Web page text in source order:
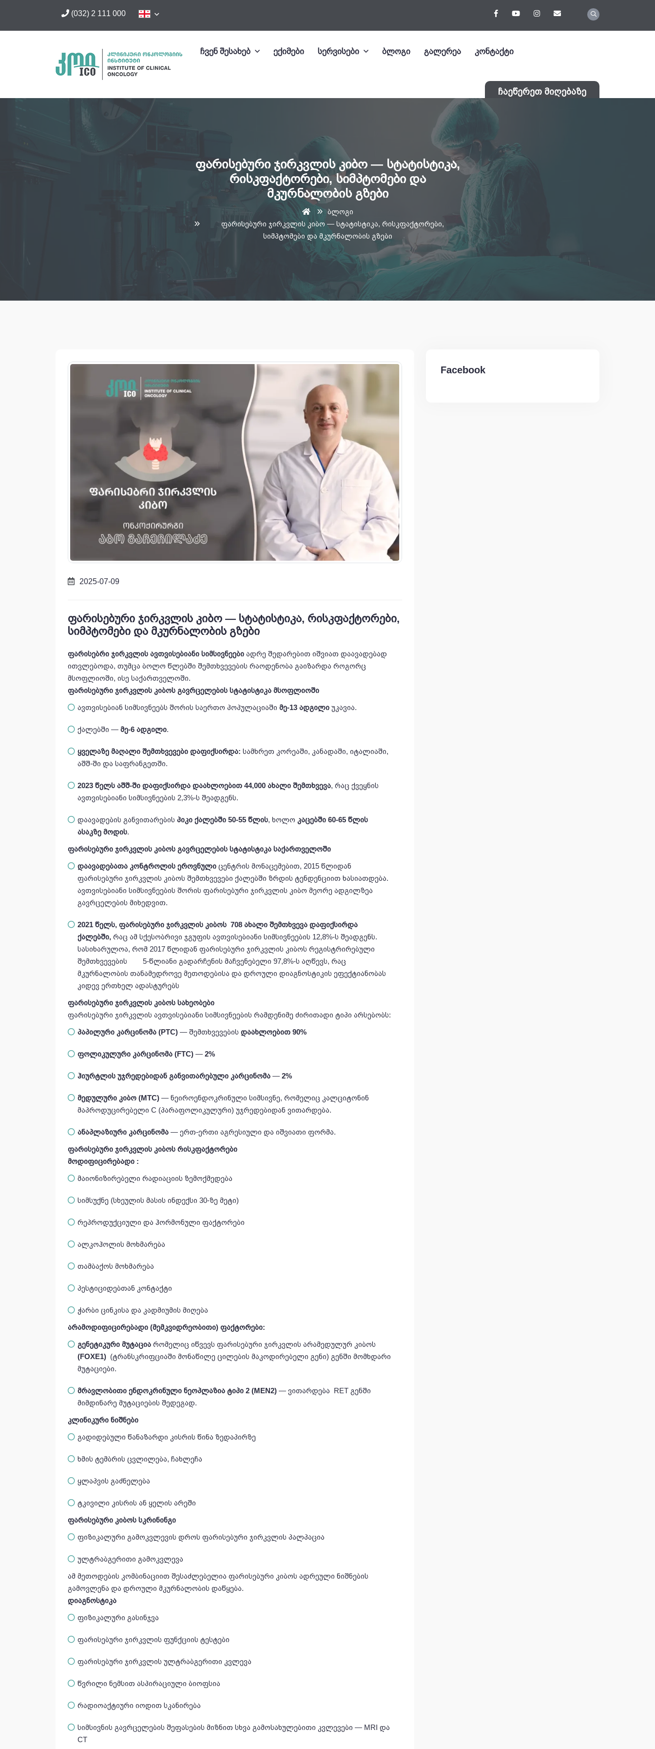
(032) 2 111 000
ჩვენ შესახებ ექიმები სერვისები ბლოგი გალერეა კონტაქტი
ჩაეწერეთ მიღებაზე
ფარისებური ჯირკვლის კიბო — სტატისტიკა,
რისკფაქტორები, სიმპტომები და
მკურნალობის გზები
ბლოგი
ფარისებური ჯირკვლის კიბო — სტატისტიკა, რისკფაქტორები,
სიმპტომები და მკურნალობის გზები
2025-07-09
ფარისებური ჯირკვლის კიბო — სტატისტიკა, რისკფაქტორები,
სიმპტომები და მკურნალობის გზები
ფარისებრი ჯირკვლის ავთვისებიანი სიმსივნეები ადრე შედარებით იშვიათ დაავადებად
ითვლებოდა, თუმცა ბოლო წლებში შემთხვევების რაოდენობა გაიზარდა როგორც
მსოფლიოში, ისე საქართველოში.
ფარისებური ჯირკვლის კიბოს გავრცელების სტატისტიკა მსოფლიოში
ავთვისებიან სიმსივნეებს შორის საერთო პოპულაციაში მე-13 ადგილი უკავია.
ქალებში — მე-6 ადგილი.
ყველაზე მაღალი შემთხვევები დაფიქსირდა: სამხრეთ კორეაში, კანადაში, იტალიაში,
აშშ-ში და საფრანგეთში.
2023 წელს აშშ-ში დაფიქსირდა დაახლოებით 44,000 ახალი შემთხვევა, რაც ქვეყნის
ავთვისებიანი სიმსივნეების 2,3%-ს შეადგენს.
დაავადების განვითარების პიკი ქალებში 50-55 წლის, ხოლო კაცებში 60-65 წლის
ასაკზე მოდის.
ფარისებური ჯირკვლის კიბოს გავრცელების სტატისტიკა საქართველოში
დაავადებათა კონტროლის ეროვნული ცენტრის მონაცემებით, 2015 წლიდან
ფარისებური ჯირკვლის კიბოს შემთხვევები ქალებში ზრდის ტენდენციით ხასიათდება.
ავთვისებიანი სიმსივნეების შორის ფარისებური ჯირკვლის კიბო მეორე ადგილზეა
გავრცელების მიხედვით.
2021 წელს, ფარისებური ჯირკვლის კიბოს 708 ახალი შემთხვევა დაფიქსირდა
ქალებში, რაც ამ სქესობრივი ჯგუფის ავთვისებიანი სიმსივნეების 12,8%-ს შეადგენს.
სასიხარულოა, რომ 2017 წლიდან ფარისებური ჯირკვლის კიბოს რეგისტრირებული
შემთხვევების 5-წლიანი გადარჩენის მაჩვენებელი 97,8%-ს აღწევს, რაც
მკურნალობის თანამედროვე მეთოდებისა და დროული დიაგნოსტიკის ეფექტიანობას
კიდევ ერთხელ ადასტურებს
ფარისებური ჯირკვლის კიბოს სახეობები
ფარისებური ჯირკვლის ავთვისებიანი სიმსივნეების რამდენიმე ძირითადი ტიპი არსებობს:
პაპილური კარცინომა (PTC) — შემთხვევების დაახლოებით 90%
ფოლიკულური კარცინომა (FTC) — 2%
ჰიურტლის უჯრედებიდან განვითარებული კარცინომა — 2%
მედულური კიბო (MTC) — ნეიროენდოკრინული სიმსივნე, რომელიც კალციტონინ
მაპროდუცირებელი C (პარაფოლიკულური) უჯრედებიდან ვითარდება.
ანაპლაზიური კარცინომა — ერთ-ერთი აგრესიული და იშვიათი ფორმა.
ფარისებური ჯირკვლის კიბოს რისკფაქტორები
მოდიფიცირებადი :
მაიონიზირებელი რადიაციის ზემოქმედება
სიმსუქნე (სხეულის მასის ინდექსი 30-ზე მეტი)
რეპროდუქციული და ჰორმონული ფაქტორები
ალკოჰოლის მოხმარება
თამბაქოს მოხმარება
პესტიციდებთან კონტაქტი
ჭარბი ცინკისა და კადმიუმის მიღება
არამოდიფიცირებადი (მემკვიდრეობითი) ფაქტორები:
გენეტიკური მუტაცია რომელიც იწვევს ფარისებური ჯირკვლის არამედულურ კიბოს
(FOXE1) (ტრანსკრიფციაში მონაწილე ცილების მაკოდირებელი გენი) გენში მომხდარი
მუტაციები.
მრავლობითი ენდოკრინული ნეოპლაზია ტიპი 2 (MEN2) — ვითარდება RET გენში
მიმდინარე მუტაციების შედეგად.
კლინიკური ნიშნები
გადიდებული წანაზარდი კისრის წინა ზედაპირზე
ხმის ტემბრის ცვლილება, ჩახლეჩა
ყლაპვის გაძნელება
ტკივილი კისრის ან ყელის არეში
ფარისებური კიბოს სკრინინგი
ფიზიკალური გამოკვლევის დროს ფარისებური ჯირკვლის პალპაცია
ულტრაბგერითი გამოკვლევა
ამ მეთოდების კომბინაციით შესაძლებელია ფარისებური კიბოს ადრეული ნიშნების
გამოვლენა და დროული მკურნალობის დაწყება.
დიაგნოსტიკა
ფიზიკალური გასინჯვა
ფარისებური ჯირკვლის ფუნქციის ტესტები
ფარისებური ჯირკვლის ულტრაბგერითი კვლევა
წვრილი ნემსით ასპირაციული ბიოფსია
რადიოაქტიური იოდით სკანირება
სიმსივნის გავრცელების შეფასების მიზნით სხვა გამოსახულებითი კვლევები — MRI და
CT
Facebook